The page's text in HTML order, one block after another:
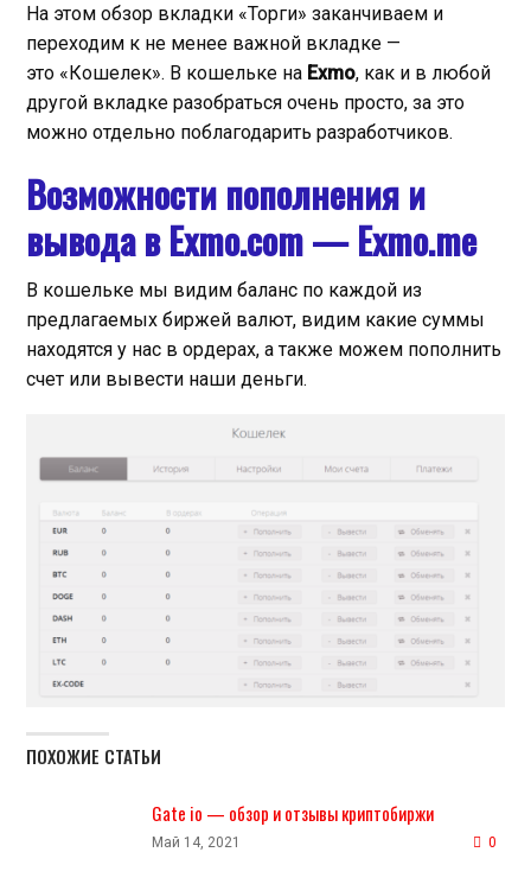
На этом обзор вкладки «Торги» заканчиваем и
переходим к не менее важной вкладке —
это «Кошелек». В кошельке на Exmo, как и в любой
другой вкладке разобраться очень просто, за это
можно отдельно поблагодарить разработчиков.
Возможности пополнения и
вывода в Exmo.com —Exmo.me
В кошельке мы видим баланс по каждой из
предлагаемых биржей валют, видим какие суммы
находятся у нас в ордерах, а также можем пополнить
счет или вывести наши деньги.
ПОХОЖИЕ СТАТЬИ
Gate io — обзор и отзывы криптобиржи
Май 14, 2021 0